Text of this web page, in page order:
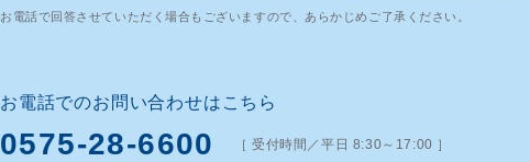
お電話で回答させていただく場合もございますので、 あらかじめご了承ください。
お電話でのお問い合わせはこちら
0575-28-6600 ［ 受付時間／平日 8:30～17:00 ］